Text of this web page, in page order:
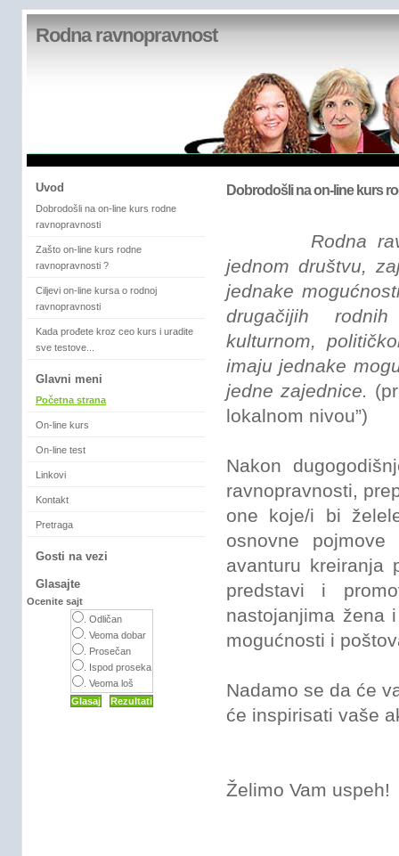
Rodna ravnopravnost
Uvod
Dobrodošli na on-line kurs rodne
ravnopravnosti
Zašto on-line kurs rodne
ravnopravnosti ?
Ciljevi on-line kursa o rodnoj
ravnopravnosti
Kada prođete kroz ceo kurs i uradite
sve testove...
Glavni meni
Početna strana
On-line kurs
On-line test
Linkovi
Kontakt
Pretraga
Gosti na vezi
Glasajte
Ocenite sajt
. Odličan
. Veoma dobar
. Prosečan
. Ispod proseka
. Veoma loš
Dobrodošli na on-line kurs
Rodna
jednom društvu,
jednake
drugačijih
kulturnom,
imaju jednake
jedne zajednice.
lokalnom nivou”)
Nakon
ravnopravnosti,
one koje/i bi
osnovne
avanturu
predstavi i
nastojanjima žena
mogućnosti i
Nadamo se da će
će inspirisati vaše
Želimo Vam uspeh!